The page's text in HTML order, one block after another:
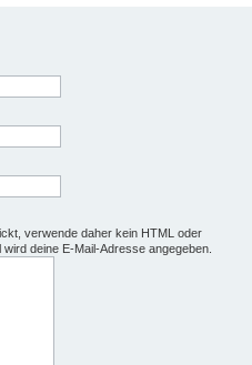
verwende daher kein HTML oder
deine E-Mail-Adresse angegeben.